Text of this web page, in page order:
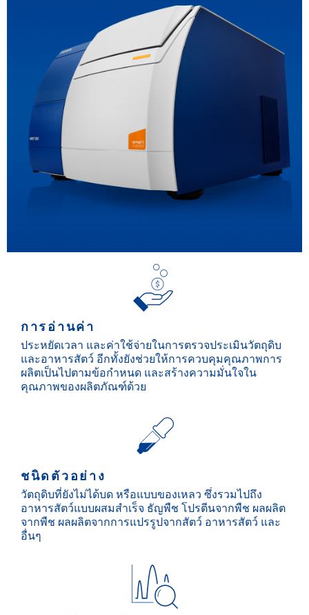
การอ่านค่า
ประหยัดเวลา และค่าใช้จ่ายในการตรวจประเมินวัตถุดิบ
และอาหารสัตว์ อีกทั้งยังช่วยให้การควบคุมคุณภาพการ
ผลิตเป็นไปตามข้อกำหนด และสร้างความมั่นใจใน
คุณภาพของผลิตภัณฑ์ด้วย
ชนิดตัวอย่าง
วัตถุดิบที่ยังไม่ได้บด หรือแบบของเหลว ซึ่งรวมไปถึง
อาหารสัตว์แบบผสมสำเร็จ ธัญพืช โปรตีนจากพืช ผลผลิต
จากพืช ผลผลิตจากการแปรรูปจากสัตว์ อาหารสัตว์ และ
อื่นๆ